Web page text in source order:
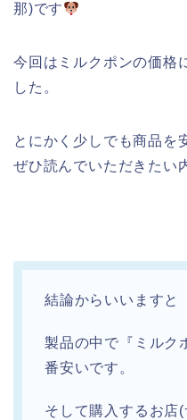
那)です
今回はミルクポンの価格
した。
とにかく少しでも商品を
ぜひ読んでいただきたい
結論からいいますと
製品の中で『ミルク
番安いです。
そして購入するお店